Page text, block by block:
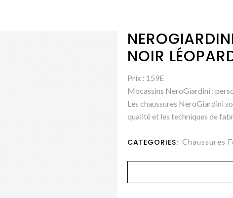
NOIR
Prix : 159E
Mocassins NeroGiardini :
Les chaussures NeroGiardini
qualité et les techniques de
CATEGORIES: Chaussures